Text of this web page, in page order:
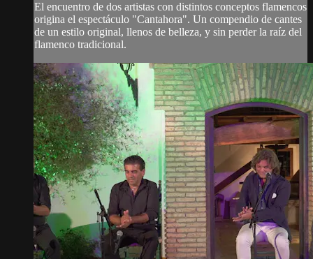
El encuentro de dos artistas con distintos conceptos flamencos
origina el espectáculo "Cantahora". Un compendio de cantes
de un estilo original, llenos de belleza, y sin perder la raíz del
flamenco tradicional.